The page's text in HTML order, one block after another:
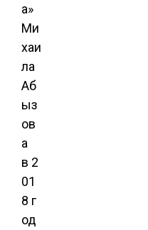
а»
Ми
хаи
ла
Аб
ыз
ов
а
в 2
01
8 г
од